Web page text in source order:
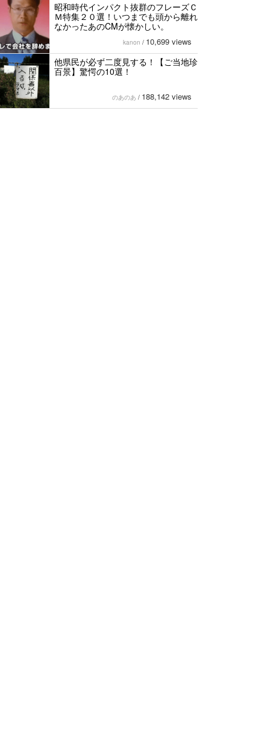
昭和時代インパクト抜群のフレーズＣ
Ｍ特集２０選！いつまでも頭から離れ
なかったあのCMが懐かしい。
kanon / 10,699 views
他県民が必ず二度見する！【ご当地珍
百景】驚愕の10選！
のあのあ / 188,142 views